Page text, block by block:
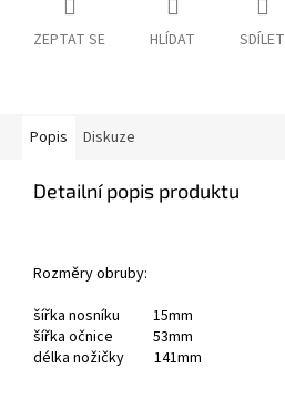
ZEPTAT SE HLÍDAT SDÍLET
Popis Diskuze
Detailní popis produktu
Rozměry obruby:
šířka nosníku 15mm
šířka očnice 53mm
délka nožičky 141mm